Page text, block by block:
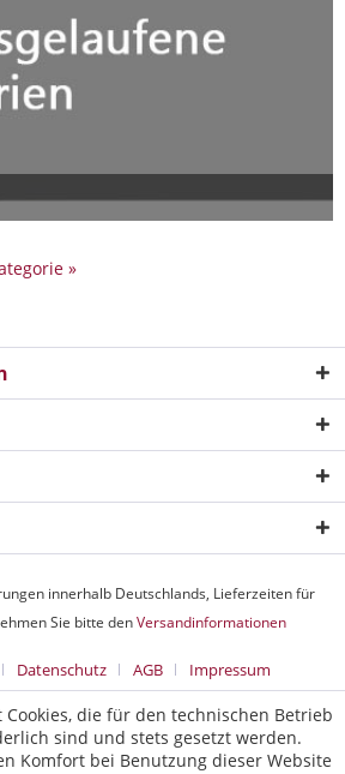
»
innerhalb Deutschlands, Lieferzeiten für
Sie bitte denVersandinformationen
Datenschutz AGB Impressum
Cookies, die für den technischen Betrieb
sind und stets gesetzt werden.
Komfort bei Benutzung dieser Website